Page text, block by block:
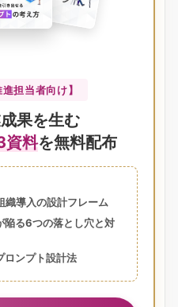
担当者向け】
果を生む
資料を無料配布
織導入の設計フレーム
陥る6つの落とし穴と対
ロンプト設計法